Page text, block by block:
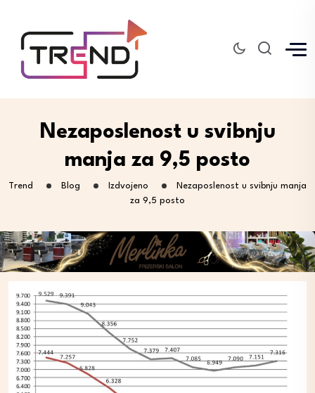
Nezaposlenost u svibnju
manja za 9,5 posto
Trend Blog Izdvojeno
Nezaposlenost u svibnju manja
za 9,5 posto